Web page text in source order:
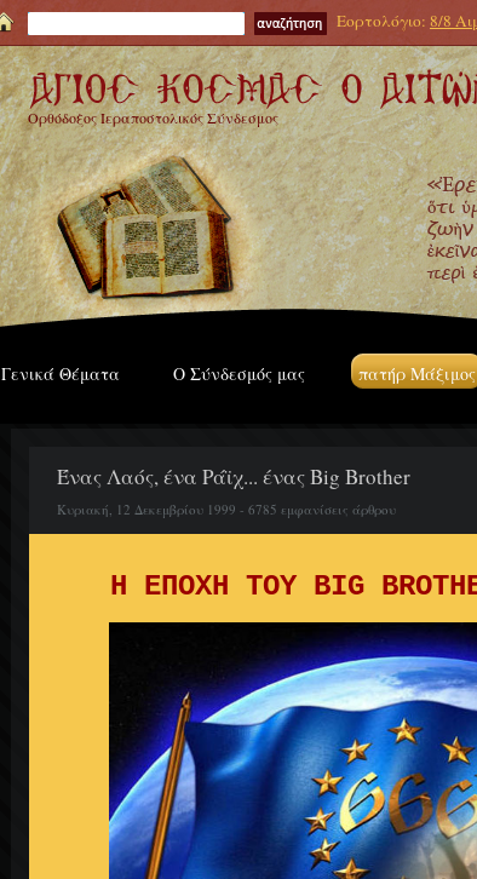
Εορτολόγιο: 8/8
Ορθόδοξος Ιεραποστολικός Σύνδεσμος
Γενικά Θέματα Ο Σύνδεσμός μας πατήρ Μάξιμος
Ένας Λαός, ένα Ράϊχ... ένας Big Brother
Κυριακή, 12 Δεκεμβρίου 1999 - 6785 εμφανίσεις άρθρου
Η ΕΠΟΧΗ ΤΟΥ BIG